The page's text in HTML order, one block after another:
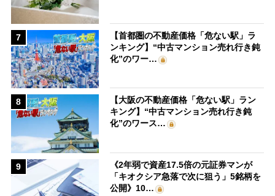
7
【首都圏の不動産価格「危ない駅」ラ
ンキング】“中古マンション売れ行き鈍
化”のワー…
8
【大阪の不動産価格「危ない駅」ラン
キング】“中古マンション売れ行き鈍
化”のワース…
9
《2年弱で資産17.5倍の元証券マンが
「キオクシア急落で次に狙う」5銘柄を
公開》10…